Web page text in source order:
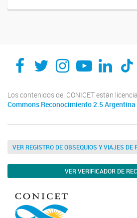
Los contenidos del CONICET están
Commons Reconocimiento 2.5 Argentina
VER REGISTRO DE OBSEQUIOS Y VIAJES DE
VER VERIFICADOR DE